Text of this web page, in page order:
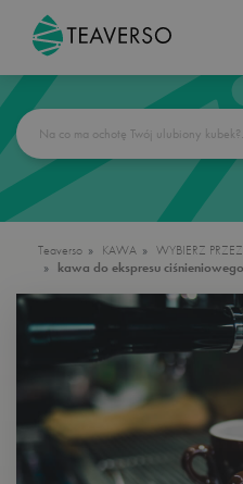
Teaverso KAWA
WYBIERZ
kawa do ekspresu ciśnieniowego